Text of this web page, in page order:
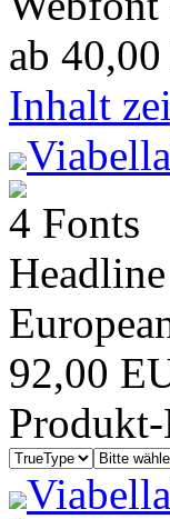
ab
Inhalt
4 Fonts
Headline
92,00